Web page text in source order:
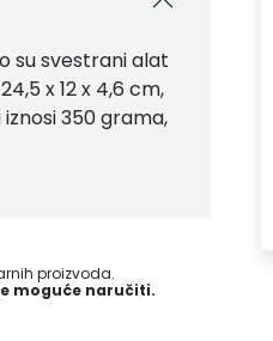
su svestrani alat
x 12 x 4,6 cm,
350 grama,
proizvoda.
moguće naručiti.